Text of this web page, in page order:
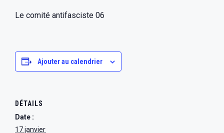
Le comité antifasciste 06
Ajouter au calendrier
DÉTAILS
Date :
17 janvier